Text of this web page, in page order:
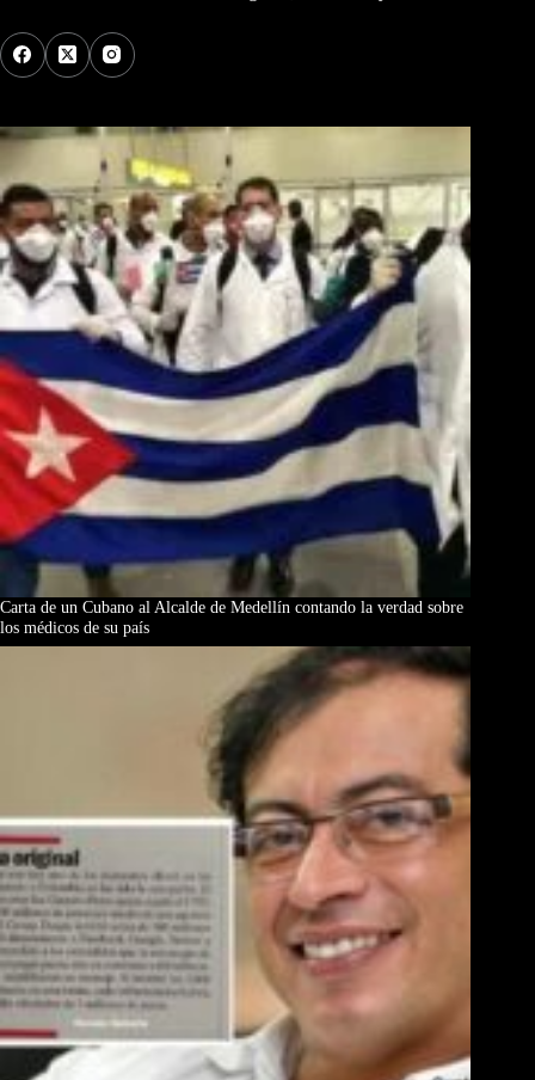
Carta de un Cubano al Alcalde de Medellín contando la verdad sobre
los médicos de su país